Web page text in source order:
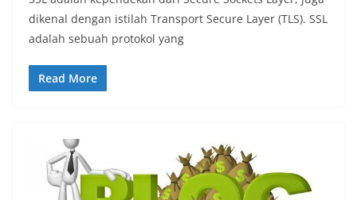
dikenal dengan istilah Transport Secure Layer (TLS). SSL
adalah sebuah protokol yang
Read More